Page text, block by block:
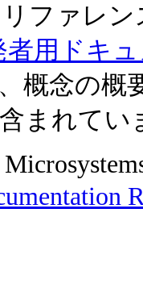
ファレ
者用ドキ
概念の概
まれてい